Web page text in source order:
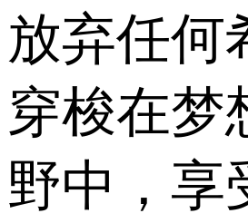
放弃任何
穿梭在梦
野中，享